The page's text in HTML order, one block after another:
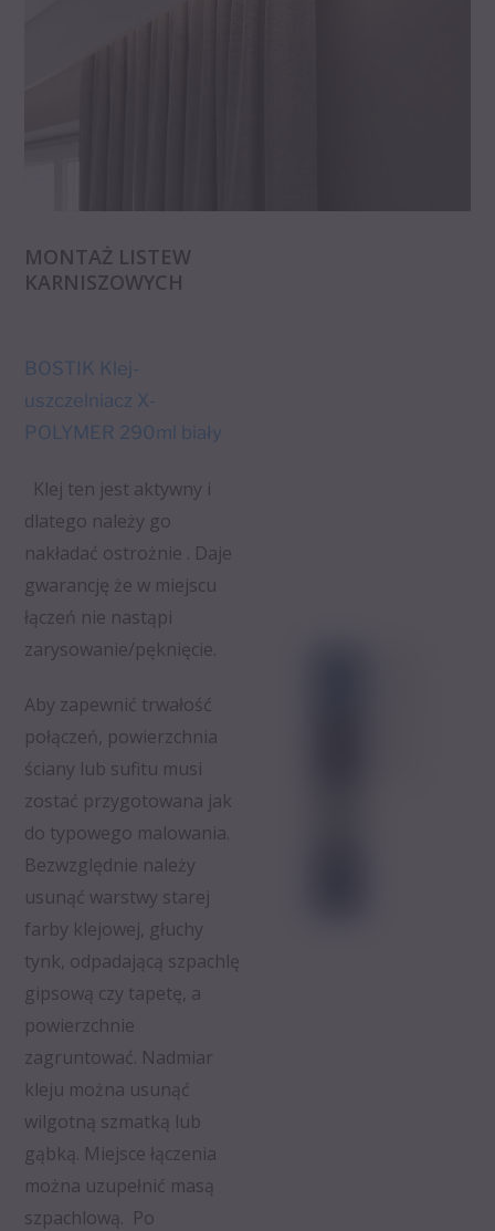
MONTAŻ LISTEW
KARNISZOWYCH
BOSTIK Klej-
uszczelniacz X-
POLYMER 290ml biały
Klej ten jest aktywny i
dlatego należy go
nakładać ostrożnie . Daje
gwarancję że w miejscu
łączeń nie nastąpi
zarysowanie/pęknięcie.
Aby zapewnić trwałość
połączeń, powierzchnia
ściany lub sufitu musi
zostać przygotowana jak
do typowego malowania.
Bezwzględnie należy
usunąć warstwy starej
farby klejowej, głuchy
tynk, odpadającą szpachlę
gipsową czy tapetę, a
powierzchnie
zagruntować. Nadmiar
kleju można usunąć
wilgotną szmatką lub
gąbką. Miejsce łączenia
można uzupełnić masą
szpachlową. Po